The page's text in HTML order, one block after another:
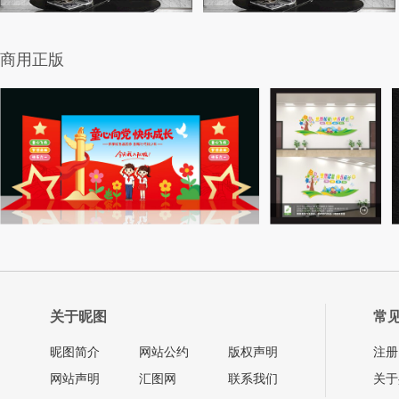
商用正版
关于昵图
昵图简介
网站声明
网站公约
汇图网
版权声明
联系我们
常
注册
关